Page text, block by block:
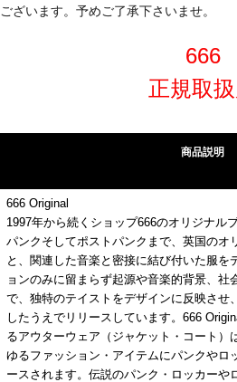
ございます。予めご了承下さいませ。
666
正規取
商品説明
666 Original
1997年から続くショップ666のオリジナル
パンクそしてポストパンクまで、英国のオ
と、関連した音楽と密接に結び付いた服を
ョンのみに留まらず起源や音楽的背景、社
で、独特のテイストをデザインに反映させ
したうえでリリースしています。666
るアウターウェア（ジャケット・コート）
ゆるファッション・アイテムにパンクやロ
ースされます。伝説のパンク・ロッカーや